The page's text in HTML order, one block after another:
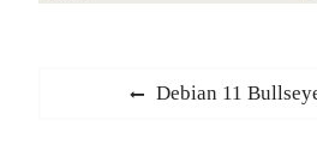
Previous
Debian 11